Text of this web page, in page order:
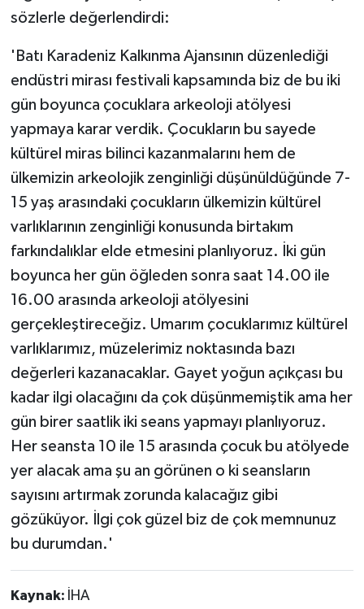
sözlerle değerlendirdi:
'Batı Karadeniz Kalkınma Ajansının düzenlediği
endüstri mirası festivali kapsamında biz de bu iki
gün boyunca çocuklara arkeoloji atölyesi
yapmaya karar verdik. Çocukların bu sayede
kültürel miras bilinci kazanmalarını hem de
ülkemizin arkeolojik zenginliği düşünüldüğünde 7-
15 yaş arasındaki çocukların ülkemizin kültürel
varlıklarının zenginliği konusunda birtakım
farkındalıklar elde etmesini planlıyoruz. İki gün
boyunca her gün öğleden sonra saat 14.00 ile
16.00 arasında arkeoloji atölyesini
gerçekleştireceğiz. Umarım çocuklarımız kültürel
varlıklarımız, müzelerimiz noktasında bazı
değerleri kazanacaklar. Gayet yoğun açıkçası bu
kadar ilgi olacağını da çok düşünmemiştik ama her
gün birer saatlik iki seans yapmayı planlıyoruz.
Her seansta 10 ile 15 arasında çocuk bu atölyede
yer alacak ama şu an görünen o ki seansların
sayısını artırmak zorunda kalacağız gibi
gözüküyor. İlgi çok güzel biz de çok memnunuz
bu durumdan.'
Kaynak: İHA